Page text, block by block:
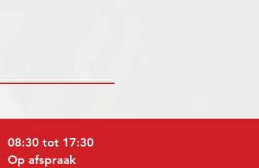
08:30 tot 17:30
Op afspraak